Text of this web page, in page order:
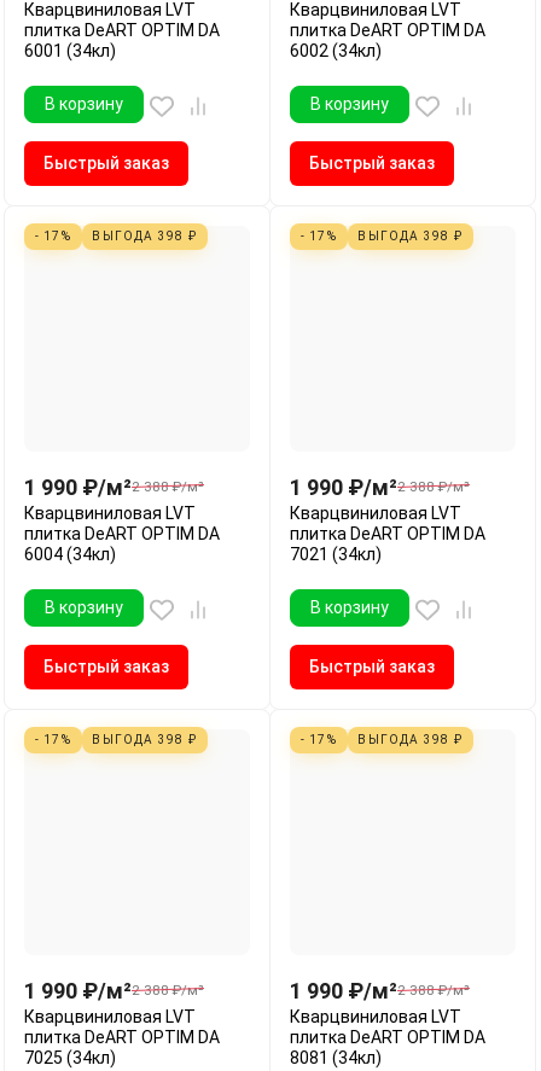
Кварцвиниловая LVT
плитка DeART OPTIM DA
6001 (34кл)
В корзину
Быстрый заказ
Кварцвиниловая LVT
плитка DeART OPTIM DA
6002 (34кл)
В корзину
Быстрый заказ
- 17% ВЫГОДА 398 ₽
1 990 ₽/м²2 388 ₽/м²
Кварцвиниловая LVT
плитка DeART OPTIM DA
6004 (34кл)
В корзину
Быстрый заказ
- 17% ВЫГОДА 398 ₽
1 990 ₽/м²2 388 ₽/м²
Кварцвиниловая LVT
плитка DeART OPTIM DA
7021 (34кл)
В корзину
Быстрый заказ
- 17% ВЫГОДА 398 ₽
1 990 ₽/м²2 388 ₽/м²
Кварцвиниловая LVT
плитка DeART OPTIM DA
7025 (34кл)
- 17% ВЫГОДА 398 ₽
1 990 ₽/м²2 388 ₽/м²
Кварцвиниловая LVT
плитка DeART OPTIM DA
8081 (34кл)